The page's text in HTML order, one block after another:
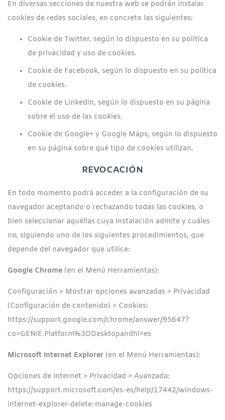
En diversas secciones de nuestra web se podrán instalar
cookies de redes sociales, en concreto las siguientes:
Cookie de Twitter, según lo dispuesto en su política
de privacidad y uso de cookies.
Cookie de Facebook, según lo dispuesto en su política
de cookies.
Cookie de Linkedin, según lo dispuesto en su página
sobre el uso de las cookies.
Cookie de Google+ y Google Maps, según lo dispuesto
en su página sobre qué tipo de cookies utilizan.
REVOCACIÓN
En todo momento podrá acceder a la configuración de su
navegador aceptando o rechazando todas las cookies, o
bien seleccionar aquéllas cuya instalación admite y cuáles
no, siguiendo uno de los siguientes procedimientos, que
depende del navegador que utilice:
Google Chrome (en el Menú Herramientas):
Configuración > Mostrar opciones avanzadas > Privacidad
(Configuración de contenido) > Cookies:
https://support.google.com/chrome/answer/95647?
co=GENIE.Platform%3DDesktopandhl=es
Microsoft Internet Explorer (en el Menú Herramientas):
Opciones de Internet > Privacidad > Avanzada:
https://support.microsoft.com/es-es/help/17442/windows-
internet-explorer-delete-manage-cookies